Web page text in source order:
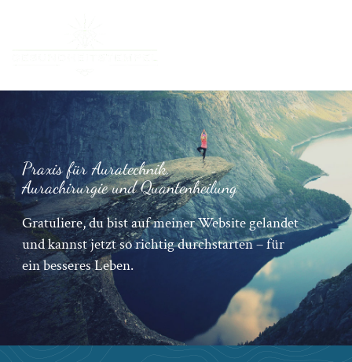
Gratuliere, du bist auf meiner Website gelandet
und kannst jetzt so richtig durchstarten – für
ein besseres Leben.
Praxis für Auratechnik,
Aurachirurgie und Quantenheilung